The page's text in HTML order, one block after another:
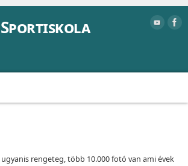
rengeteg, több 10.000 fotó van ami évek